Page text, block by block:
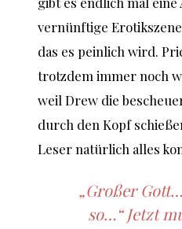
vernünftige
das es peinlich wird.
trotzdem immer noch
weil Drew die
durch den Kopf
Leser natürlich alles
„Großer
so…“ Jetzt